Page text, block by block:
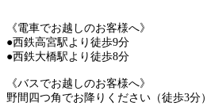
《電車でお越しのお客様へ》
●西鉄高宮駅より徒歩9分
●西鉄大橋駅より徒歩8分
《バスでお越しのお客様へ》
野間四つ角でお降りください（徒歩3分）